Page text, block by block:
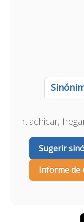
achicar,
Sugerir
Informe de